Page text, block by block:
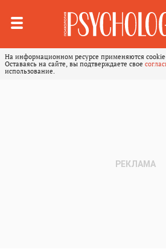
На информационном ресурсе применяются
Оставаясь на сайте, вы подтверждаете свое
использование.